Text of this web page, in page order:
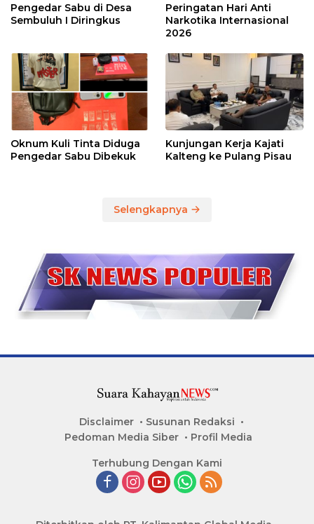
Pengedar Sabu di Desa
Sembuluh I Diringkus
Peringatan Hari Anti
Narkotika Internasional
2026
Oknum Kuli Tinta Diduga
Pengedar Sabu Dibekuk
Kunjungan Kerja Kajati
Kalteng ke Pulang Pisau
Selengkapnya
Disclaimer
Susunan Redaksi
Pedoman Media Siber
Profil Media
Terhubung Dengan Kami